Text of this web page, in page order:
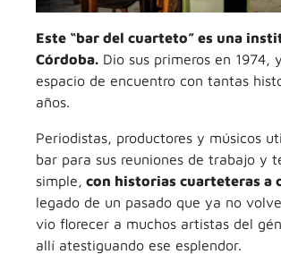
Este “bar del cuarteto” es una
Córdoba. Dio sus primeros en 1974,
espacio de encuentro con tantas
años.
Periodistas, productores y músicos
bar para sus reuniones de trabajo y
simple, con historias cuarteteras a
legado de un pasado que ya no
vio florecer a muchos artistas del
allí atestiguando ese esplendor.